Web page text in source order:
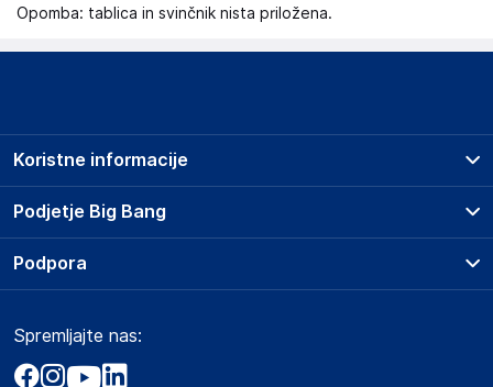
Opomba: tablica in svinčnik nista priložena.
Podjetje Big Bang
O podjetju
Obvestila za javnost
Akt o digitalnih storitvah
Koristne informacije
Prodajna mesta
Storitve
Dostava, vnos in odvoz
Podpora
Marketplace
Kako oddati naročilo?
Spremljajte nas: